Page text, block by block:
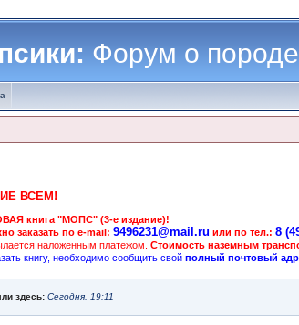
Форум о
ВСЕМ!
книга "МОПС" (3-е издание)!
заказать по e-mail:9496231@mail.ru или по тел.:8
наложенным платежом.Стоимость наземным
книгу, необходимо сообщить свойполный почтовый
здесь:Сегодня, 19:11